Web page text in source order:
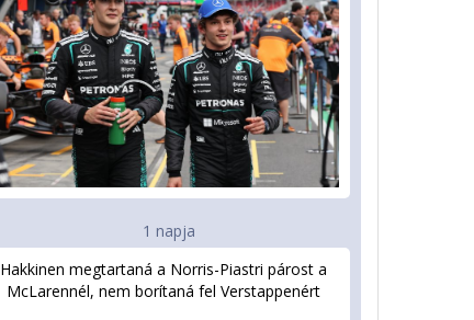
1 napja
Hakkinen megtartaná a Norris-Piastri párost a
McLarennél, nem borítaná fel Verstappenért